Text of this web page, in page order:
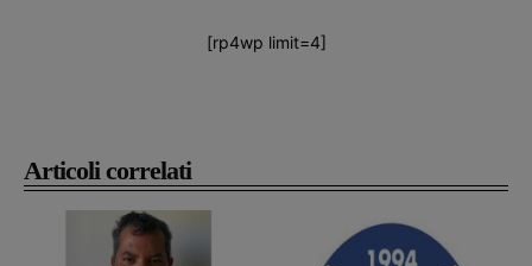
Articoli correlati
[rp4wp limit=4]